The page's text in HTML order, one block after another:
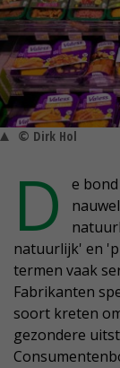
© Dirk Hol
D
e
natuurlijk' en
termen vaak
Fabrikanten
soort kreten
gezondere